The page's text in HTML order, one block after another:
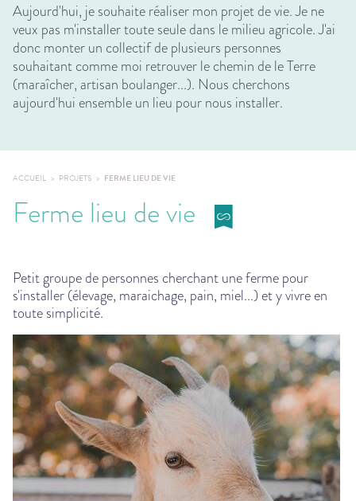
Aujourd'hui, je souhaite réaliser mon projet de vie. Je ne
veux pas m'installer toute seule dans le milieu agricole. J'ai
donc monter un collectif de plusieurs personnes
souhaitant comme moi retrouver le chemin de le Terre
(maraîcher, artisan boulanger...). Nous cherchons
aujourd'hui ensemble un lieu pour nous installer.
ACCUEIL PROJETS FERME LIEU DE VIE
Ferme lieu de vie
Petit groupe de personnes cherchant une ferme pour
s'installer (élevage, maraichage, pain, miel...) et y vivre en
toute simplicité.